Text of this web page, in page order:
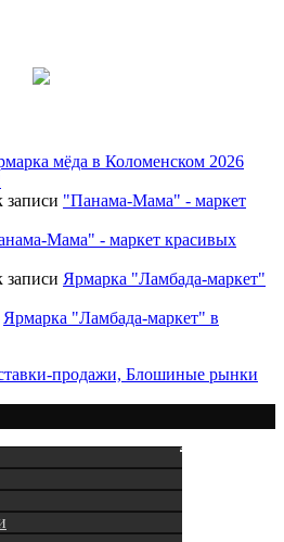
мёда в Коломенском 2026
записи "Панама-Мама" - маркет
Мама" - маркет красивых
записи Ярмарка "Ламбада-маркет"
Ярмарка "Ламбада-маркет" в
продажи, Блошиные рынки
Подписка